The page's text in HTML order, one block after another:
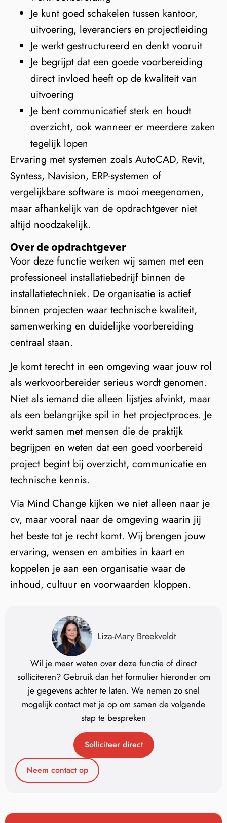
Je kunt goed schakelen tussen kantoor,
uitvoering, leveranciers en projectleiding
Je werkt gestructureerd en denkt vooruit
Je begrijpt dat een goede voorbereiding
direct invloed heeft op de kwaliteit van
uitvoering
Je bent communicatief sterk en houdt
overzicht, ook wanneer er meerdere zaken
tegelijk lopen
Ervaring met systemen zoals AutoCAD, Revit,
Syntess, Navision, ERP-systemen of
vergelijkbare software is mooi meegenomen,
maar afhankelijk van de opdrachtgever niet
altijd noodzakelijk.
Over de opdrachtgever
Voor deze functie werken wij samen met een
professioneel installatiebedrijf binnen de
installatietechniek. De organisatie is actief
binnen projecten waar technische kwaliteit,
samenwerking en duidelijke voorbereiding
centraal staan.
Je komt terecht in een omgeving waar jouw rol
als werkvoorbereider serieus wordt genomen.
Niet als iemand die alleen lijstjes afvinkt, maar
als een belangrijke spil in het projectproces. Je
werkt samen met mensen die de praktijk
begrijpen en weten dat een goed voorbereid
project begint bij overzicht, communicatie en
technische kennis.
Via Mind Change kijken we niet alleen naar je
cv, maar vooral naar de omgeving waarin jij
het beste tot je recht komt. Wij brengen jouw
ervaring, wensen en ambities in kaart en
koppelen je aan een organisatie waar de
inhoud, cultuur en voorwaarden kloppen.
Liza-Mary Breekveldt
Wil je meer weten over deze functie of direct
solliciteren? Gebruik dan het formulier hieronder om
je gegevens achter te laten. We nemen zo snel
mogelijk contact met je op om samen de volgende
stap te bespreken
Solliciteer direct
Neem contact op